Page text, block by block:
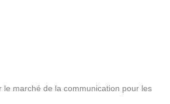
marché de la communication pour les